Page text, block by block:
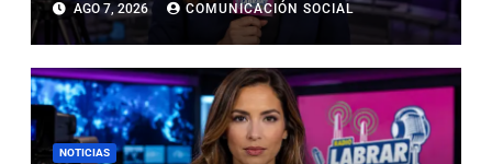
NACIONAL ESCOLAR
AGO 7, 2026 COMUNICACIÓN SOCIAL
NOTICIAS